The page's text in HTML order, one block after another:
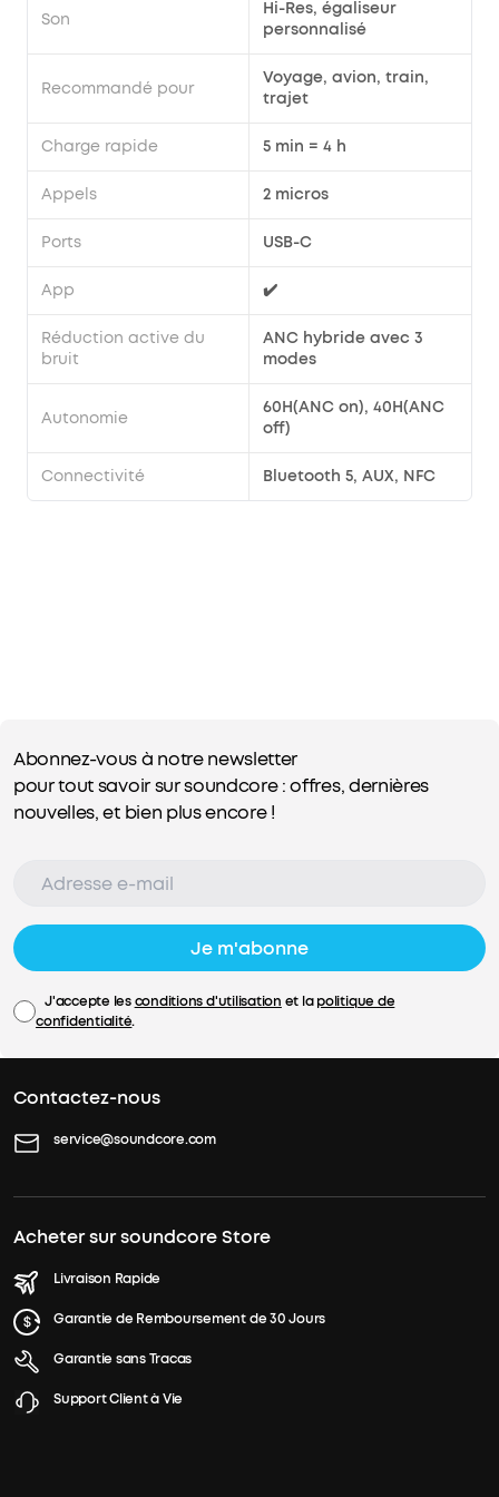
Son
Hi-Res, égaliseur
personnalisé
Recommandé pour
Voyage, avion, train,
trajet
Charge rapide 5 min = 4 h
Appels 2 micros
Ports USB-C
App ✔️
Réduction active du
bruit
ANC hybride avec 3
modes
Autonomie
60H(ANC on), 40H(ANC
off)
Connectivité Bluetooth 5, AUX, NFC
Abonnez-vous à notre newsletter
pour tout savoir sur soundcore : offres, dernières
nouvelles, et bien plus encore !
Je m'abonne
J'accepte lesconditions d'utilisation et lapolitique de
confidentialité.
Contactez-nous
service@soundcore.com
Acheter sur soundcore Store
Livraison Rapide
Garantie de Remboursement de 30 Jours
Garantie sans Tracas
Support Client à Vie